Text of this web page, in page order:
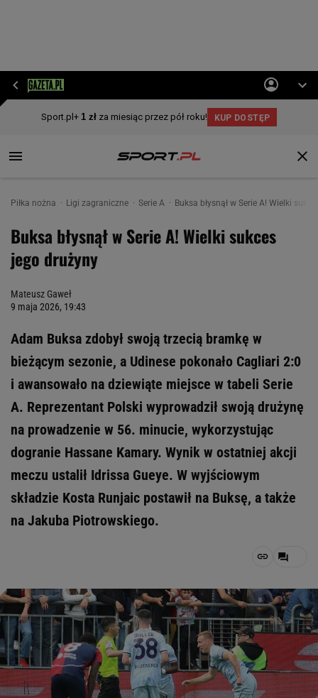
Piłka nożna Ligi zagraniczne Serie A Buksa błysnął w Serie A! Wielki
Buksa błysnął w Serie A! Wielki sukces
jego drużyny
Mateusz Gaweł
9 maja 2026, 19:43
Adam Buksa zdobył swoją trzecią bramkę w
bieżącym sezonie, a Udinese pokonało Cagliari 2:0
i awansowało na dziewiąte miejsce w tabeli Serie
A. Reprezentant Polski wyprowadził swoją drużynę
na prowadzenie w 56. minucie, wykorzystując
dogranie Hassane Kamary. Wynik w ostatniej akcji
meczu ustalił Idrissa Gueye. W wyjściowym
składzie Kosta Runjaic postawił na Buksę, a także
na Jakuba Piotrowskiego.